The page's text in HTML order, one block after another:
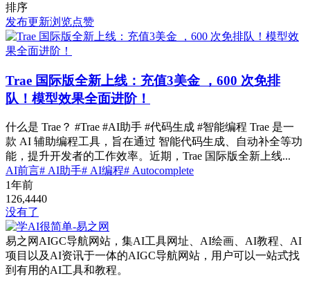
排序
发布更新浏览点赞
Trae 国际版全新上线：充值3美金 ，600 次免排
队！模型效果全面进阶！
什么是 Trae？ #Trae #AI助手 #代码生成 #智能编程 Trae 是一
款 AI 辅助编程工具，旨在通过 智能代码生成、自动补全等功
能，提升开发者的工作效率。近期，Trae 国际版全新上线...
AI前言# AI助手# AI编程# Autocomplete
1年前
126,4440
没有了
易之网AIGC导航网站，集AI工具网址、AI绘画、AI教程、AI
项目以及AI资讯于一体的AIGC导航网站，用户可以一站式找
到有用的AI工具和教程。